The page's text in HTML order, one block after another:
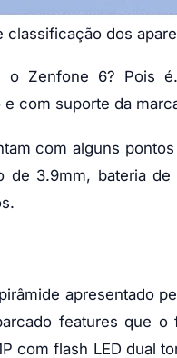
classificação dos
o Zenfone 6? Pois
com suporte da
com alguns
de 3.9mm, bateria
apresentado
features que
com flash LED dual